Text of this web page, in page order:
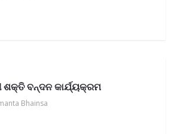
ଶକ୍ତି ବନ୍ଦନ କାର୍ଯ୍ୟକ୍ରମ
Bhainsa